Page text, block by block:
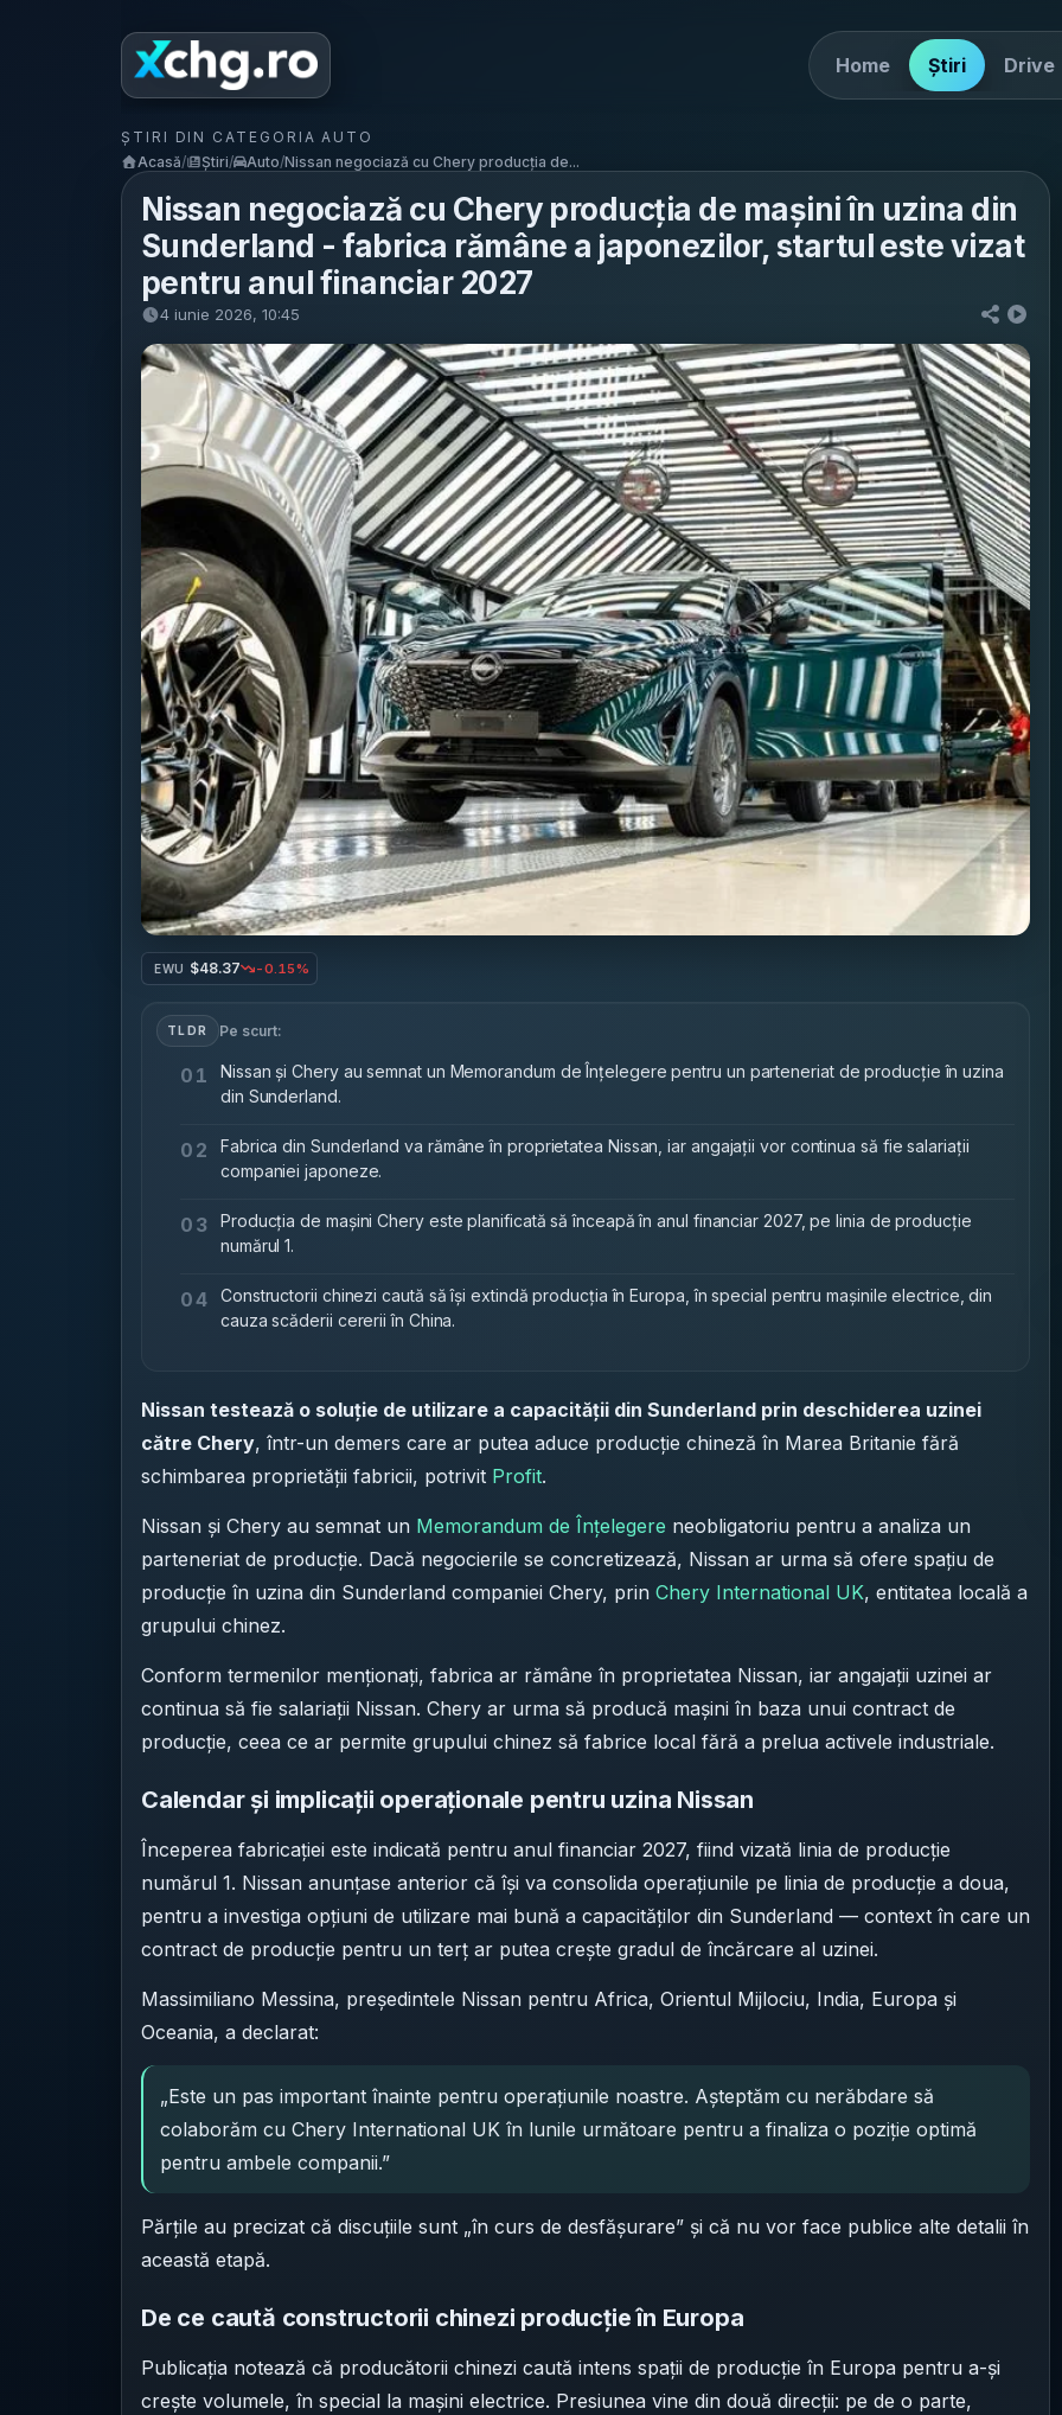
Home Știri Drive
ȘTIRI DIN CATEGORIA AUTO
Acasă/ Știri/ Auto/Nissan negociază cu Chery producția de...
Nissan negociază cu Chery producția de mașini în uzina din
Sunderland - fabrica rămâne a japonezilor, startul este vizat
pentru anul financiar 2027
4 iunie 2026, 10:45
EWU $48.37 -0.15%
TLDR Pe scurt:
01
Nissan și Chery au semnat un Memorandum de Înțelegere pentru un parteneriat de producție în uzina
din Sunderland.
02
Fabrica din Sunderland va rămâne în proprietatea Nissan, iar angajații vor continua să fie salariații
companiei japoneze.
03
Producția de mașini Chery este planificată să înceapă în anul financiar 2027, pe linia de producție
numărul 1.
04
Constructorii chinezi caută să își extindă producția în Europa, în special pentru mașinile electrice, din
cauza scăderii cererii în China.
Nissan testează o soluție de utilizare a capacității din Sunderland prin deschiderea uzinei
către Chery, într-un demers care ar putea aduce producție chineză în Marea Britanie fără
schimbarea proprietății fabricii, potrivit Profit.
Nissan și Chery au semnat un Memorandum de Înțelegere neobligatoriu pentru a analiza un
parteneriat de producție. Dacă negocierile se concretizează, Nissan ar urma să ofere spațiu de
producție în uzina din Sunderland companiei Chery, prin Chery International UK, entitatea locală a
grupului chinez.
Conform termenilor menționați, fabrica ar rămâne în proprietatea Nissan, iar angajații uzinei ar
continua să fie salariații Nissan. Chery ar urma să producă mașini în baza unui contract de
producție, ceea ce ar permite grupului chinez să fabrice local fără a prelua activele industriale.
Calendar și implicații operaționale pentru uzina Nissan
Începerea fabricației este indicată pentru anul financiar 2027, fiind vizată linia de producție
numărul 1. Nissan anunțase anterior că își va consolida operațiunile pe linia de producție a doua,
pentru a investiga opțiuni de utilizare mai bună a capacităților din Sunderland — context în care un
contract de producție pentru un terț ar putea crește gradul de încărcare al uzinei.
Massimiliano Messina, președintele Nissan pentru Africa, Orientul Mijlociu, India, Europa și
Oceania, a declarat:
„Este un pas important înainte pentru operațiunile noastre. Așteptăm cu nerăbdare să
colaborăm cu Chery International UK în lunile următoare pentru a finaliza o poziție optimă
pentru ambele companii.”
Părțile au precizat că discuțiile sunt „în curs de desfășurare” și că nu vor face publice alte detalii în
această etapă.
De ce caută constructorii chinezi producție în Europa
Publicația notează că producătorii chinezi caută intens spații de producție în Europa pentru a-și
crește volumele, în special la mașini electrice. Presiunea vine din două direcții: pe de o parte,